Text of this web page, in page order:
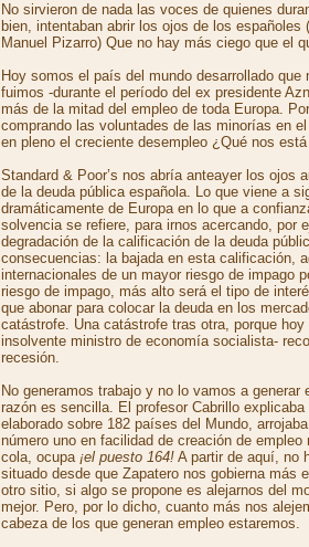
No sirvieron de nada las voces de quienes
bien, intentaban abrir los ojos de los españoles
Manuel Pizarro) Que no hay más ciego que el
Hoy somos el país del mundo desarrollado que
fuimos -durante el período del ex presidente
más de la mitad del empleo de toda Europa.
comprando las voluntades de las minorías en
en pleno el creciente desempleo ¿Qué nos
Standard & Poor’s nos abría anteayer los ojos
de la deuda pública española. Lo que viene a
dramáticamente de Europa en lo que a
solvencia se refiere, para irnos acercando, por
degradación de la calificación de la deuda
consecuencias: la bajada en esta calificación,
internacionales de un mayor riesgo de impago
riesgo de impago, más alto será el tipo de
que abonar para colocar la deuda en los
catástrofe. Una catástrofe tras otra, porque
insolvente ministro de economía socialista-
recesión.
No generamos trabajo y no lo vamos a generar
razón es sencilla. El profesor Cabrillo
elaborado sobre 182 países del Mundo,
número uno en facilidad de creación de
cola, ocupa ¡el puesto 164! A partir de aquí, no
situado desde que Zapatero nos gobierna más
otro sitio, si algo se propone es alejarnos del
mejor. Pero, por lo dicho, cuanto más nos
cabeza de los que generan empleo estaremos.